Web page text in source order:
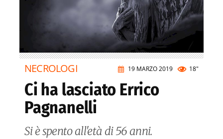
19 MARZO 2019 18"
NECROLOGI
Ci ha lasciato Errico
Pagnanelli
Si è spento all'età di 56 anni.